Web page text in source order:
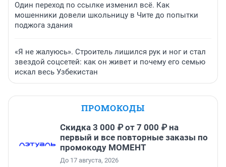
Один переход по ссылке изменил всё. Как
мошенники довели школьницу в Чите до попытки
поджога здания
«Я не жалуюсь». Строитель лишился рук и ног и стал
звездой соцсетей: как он живет и почему его семью
искал весь Узбекистан
ПРОМОКОДЫ
Скидка 3 000 ₽ от 7 000 ₽ на
первый и все повторные заказы по
промокоду МОМЕНТ
До 17 августа, 2026